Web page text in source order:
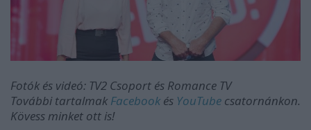
Fotók és videó: TV2 Csoport és Romance TV
További tartalmak Facebook és YouTube csatornánkon.
Kövess minket ott is!